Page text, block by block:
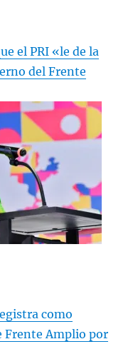
el PRI «le de la
del Frente
como
Frente Amplio por